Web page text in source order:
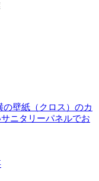
の壁紙（クロス）のカ
ニタリーパネルでお